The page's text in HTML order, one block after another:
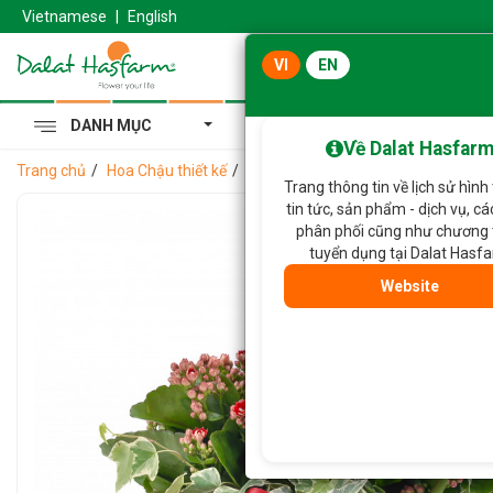
Vietnamese English
DANH MỤC
Trang chủ Hoa Chậu thiết kế
VI EN
Về Dalat Hasfarm
Trang thông tin về lịch sử hình
tin tức, sản phẩm - dịch vụ,
phân phối cũng như chương
tuyển dụng tại Dalat
Website